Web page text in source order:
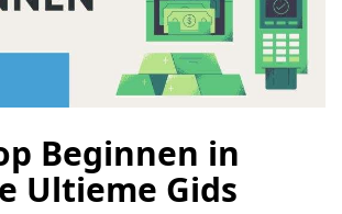
Beginnen in
Ultieme Gids